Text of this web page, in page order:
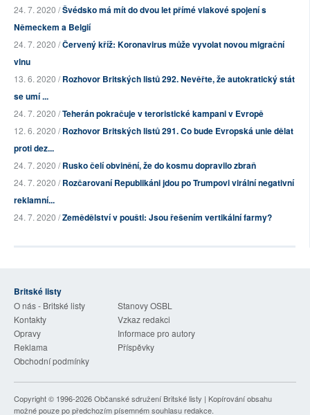
24. 7. 2020 /Švédsko má mít do dvou let přímé vlakové spojení s
Německem a Belgií
24. 7. 2020 /Červený kříž: Koronavirus může vyvolat novou migrační
vlnu
13. 6. 2020 /Rozhovor Britských listů 292. Nevěřte, že autokratický stát
se umí ...
24. 7. 2020 /Teherán pokračuje v teroristické kampani v Evropě
12. 6. 2020 /Rozhovor Britských listů 291. Co bude Evropská unie dělat
proti dez...
24. 7. 2020 /Rusko čelí obvinění, že do kosmu dopravilo zbraň
24. 7. 2020 /Rozčarovaní Republikáni jdou po Trumpovi virální negativní
reklamní...
24. 7. 2020 /Zemědělství v poušti: Jsou řešením vertikální farmy?
Britské listy
O nás - Britské listy
Stanovy OSBL
Kontakty
Vzkaz redakci
Opravy
Informace pro autory
Reklama
Příspěvky
Obchodní podmínky
Copyright © 1996-2026Občanské sdružení Britské listy | Kopírování obsahu
možné pouze po předchozím písemném souhlasu redakce.